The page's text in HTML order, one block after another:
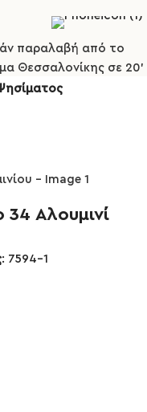
παραλαβή από το
Θεσσαλονίκης σε 20'
Αλουμινί
: 7594-1